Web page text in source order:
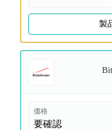
製
価格
要確認